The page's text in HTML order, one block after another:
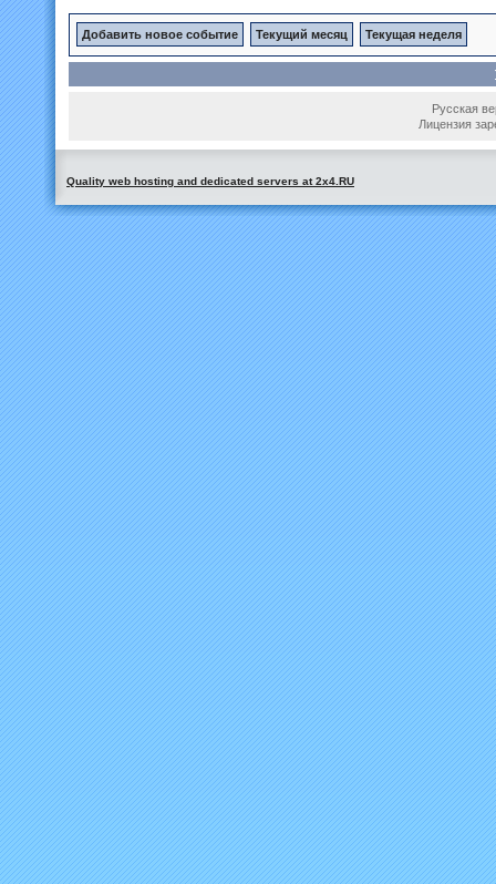
Добавить новое событие Текущий месяц Текущая неделя
Русская
Лицензия
Quality web hosting and dedicated servers at 2x4.RU